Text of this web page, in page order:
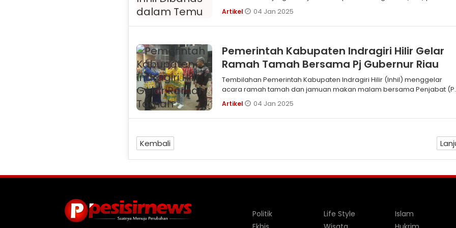
Artikel 04 Jan 2025
Pemerintah Kabupaten Indragiri Hilir Gelar
Ramah Tamah Bersama Pj Gubernur Riau
Tembilahan Pemerintah Kabupaten Indragiri Hilir (Inhil) menggelar
acara ramah tamah dan jamuan makan malam bersama Penjabat
Gubernu
Artikel 04 Jan 2025
Kembali
Politik
Life Style
Islam